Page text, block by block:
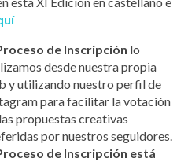
de Inscripción lo
desde nuestra propia
y utilizando nuestro perfil de
para facilitar la votación
propuestas creativas
por nuestros seguidores.
de Inscripción está